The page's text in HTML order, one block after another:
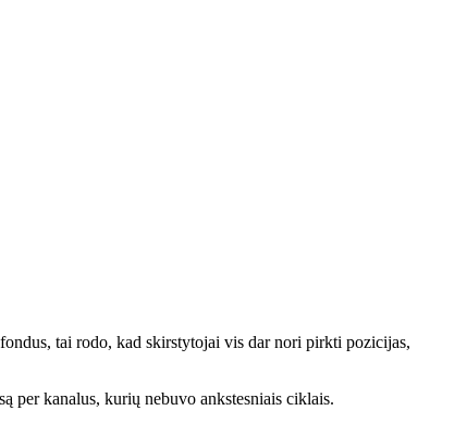
tai rodo, kad skirstytojai vis dar nori pirkti pozicijas,
per kanalus, kurių nebuvo ankstesniais ciklais.